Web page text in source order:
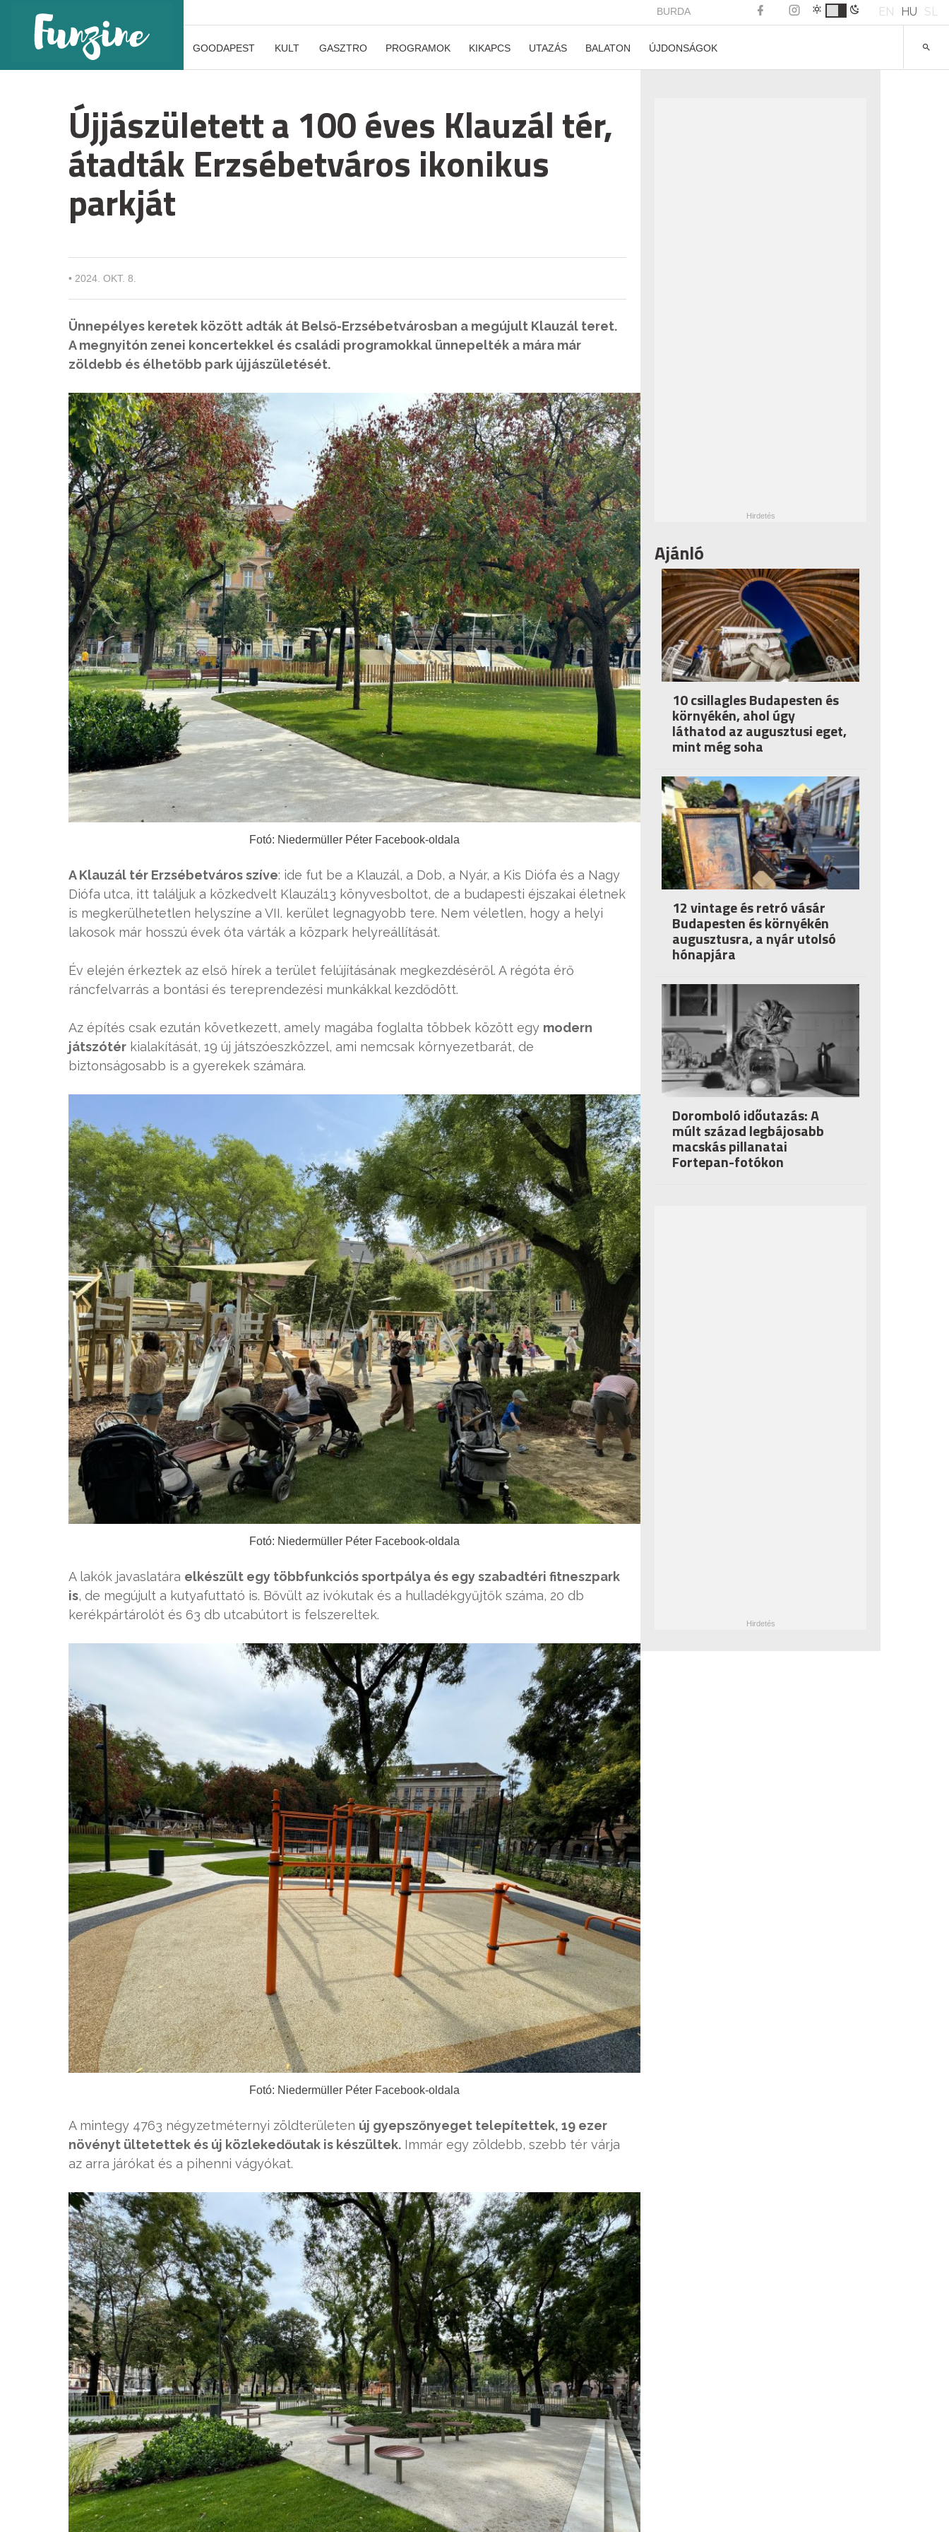
BURDA EN HU SL
GOODAPEST KULT GASZTRO PROGRAMOK KIKAPCS UTAZÁS BALATON ÚJDONSÁGOK
Újjászületett a 100 éves Klauzál tér,
átadták Erzsébetváros ikonikus
parkját
• 2024. OKT. 8.
Ünnepélyes keretek között adták át Belső-Erzsébetvárosban a megújult Klauzál teret.
A megnyitón zenei koncertekkel és családi programokkal ünnepelték a mára már
zöldebb és élhetőbb park újjászületését.
Fotó: Niedermüller Péter Facebook-oldala
A Klauzál tér Erzsébetváros szíve: ide fut be a Klauzál, a Dob, a Nyár, a Kis Diófa és a Nagy
Diófa utca, itt találjuk a közkedvelt Klauzál13 könyvesboltot, de a budapesti éjszakai életnek
is megkerülhetetlen helyszíne a VII. kerület legnagyobb tere. Nem véletlen, hogy a helyi
lakosok már hosszú évek óta várták a közpark helyreállítását.
Év elején érkeztek az első hírek a terület felújításának megkezdéséről. A régóta érő
ráncfelvarrás a bontási és tereprendezési munkákkal kezdődött.
Az építés csak ezután következett, amely magába foglalta többek között egy modern
játszótér kialakítását, 19 új játszóeszközzel, ami nemcsak környezetbarát, de
biztonságosabb is a gyerekek számára.
Fotó: Niedermüller Péter Facebook-oldala
A lakók javaslatára elkészült egy többfunkciós sportpálya és egy szabadtéri fitneszpark
is, de megújult a kutyafuttató is. Bővült az ivókutak és a hulladékgyűjtők száma, 20 db
kerékpártárolót és 63 db utcabútort is felszereltek.
Fotó: Niedermüller Péter Facebook-oldala
A mintegy 4763 négyzetméternyi zöldterületen új gyepszőnyeget telepítettek, 19 ezer
növényt ültetettek és új közlekedőutak is készültek. Immár egy zöldebb, szebb tér várja
az arra járókat és a pihenni vágyókat.
Ajánló
10 csillagles Budapesten és
környékén, ahol úgy
láthatod az augusztusi eget,
mint még soha
12 vintage és retró vásár
Budapesten és környékén
augusztusra, a nyár utolsó
hónapjára
Doromboló időutazás: A
múlt század legbájosabb
macskás pillanatai
Fortepan-fotókon